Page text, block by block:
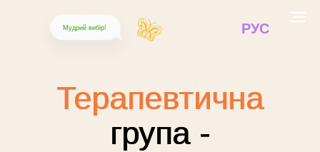
Терапевтична
група -
Терапевтична
група -
Мудрий вибір! РУС